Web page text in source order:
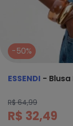
-50%
ESSENDI -
R$ 64,99
R$ 32,49